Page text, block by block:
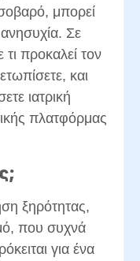
μπορεί
Σε
προκαλεί τον
και
ιατρική
πλατφόρμας
ξηρότητας,
που συχνά
για ένα